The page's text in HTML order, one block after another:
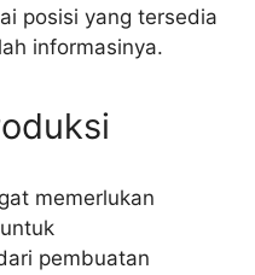
posisi yang tersedia
informasinya.
memerlukan
pembuatan